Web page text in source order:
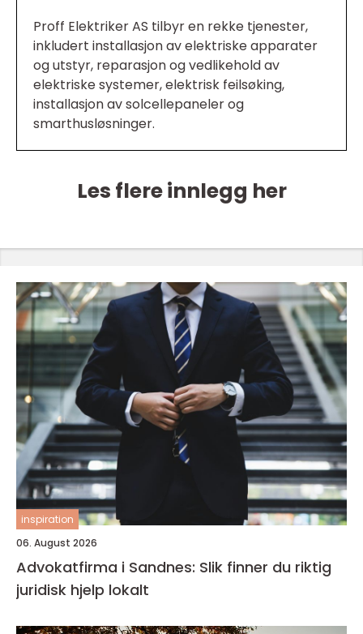
Proff Elektriker AS tilbyr en rekke tjenester,
inkludert installasjon av elektriske apparater
og utstyr, reparasjon og vedlikehold av
elektriske systemer, elektrisk feilsøking,
installasjon av solcellepaneler og
smarthusløsninger.
Les flere innlegg her
inspiration
06. August 2026
Advokatfirma i Sandnes: Slik finner du riktig
juridisk hjelp lokalt